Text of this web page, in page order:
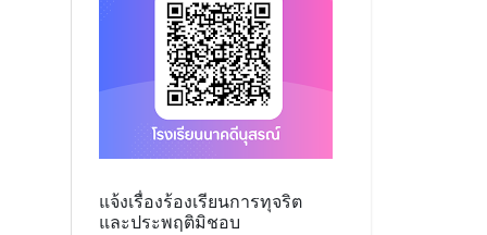
แจ้งเรื่องร้องเรียนการทุจริต
และประพฤติมิชอบ